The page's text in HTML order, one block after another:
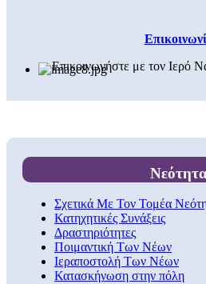
Επικοινωνήστε με τον Ιερό
Σχετικά Με Τον Τομέα
Κατηχητικές Συνάξεις
Δραστηριότητες
Ποιμαντική Των Νέων
Ιεραποστολή Των Νέων
Κατασκήνωση στην πόλη